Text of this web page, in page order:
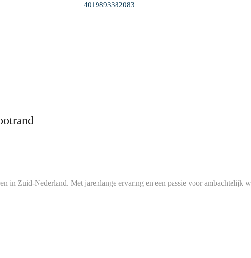
4019893382083
in Zuid-Nederland. Met jarenlange ervaring en een passie voor ambachtelijk